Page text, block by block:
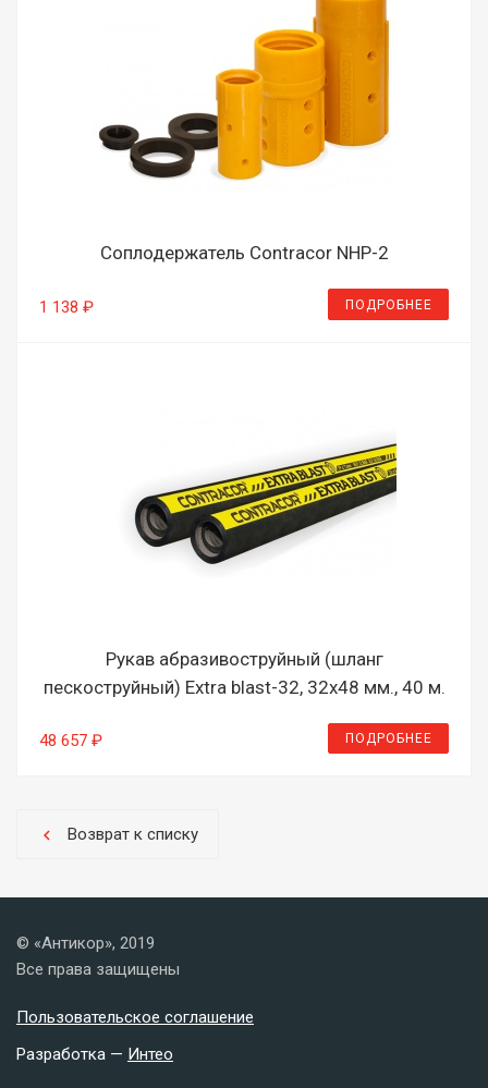
Соплодержатель Contracor NHP-2
1 138 ₽ ПОДРОБНЕЕ
Рукав абразивоструйный (шланг
пескоструйный) Extra blast-32, 32х48 мм., 40 м.
48 657 ₽ ПОДРОБНЕЕ
chevron_left Возврат к списку
© «Антикор», 2019
Все права защищены
Пользовательское соглашение
Разработка — Интео